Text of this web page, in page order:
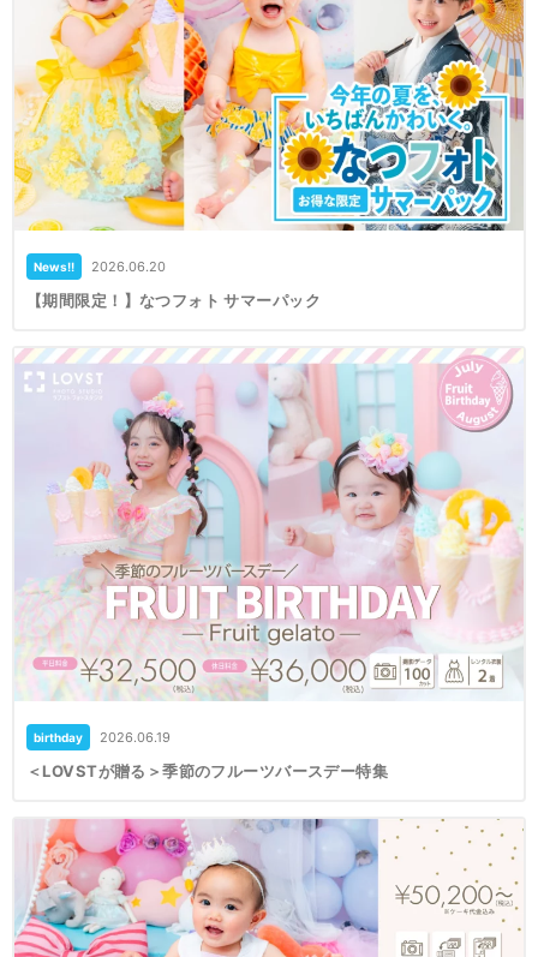
News!! 2026.06.20
【期間限定！】なつフォト サマーパック
birthday 2026.06.19
＜LOVSTが贈る＞季節のフルーツバースデー特集